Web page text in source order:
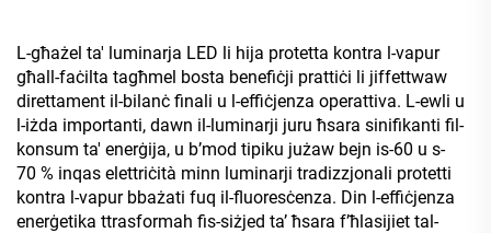
L-għażel ta' luminarja LED li hija protetta kontra l-vapur
għall-faċilta tagħmel bosta benefiċji prattiċi li jiffettwaw
direttament il-bilanċ finali u l-effiċjenza operattiva. L-ewli u
l-iżda importanti, dawn il-luminarji juru ħsara sinifikanti fil-
konsum ta' enerġija, u b’mod tipiku jużaw bejn is-60 u s-
70 % inqas elettriċità minn luminarji tradizzjonali protetti
kontra l-vapur bbażati fuq il-fluoresċenza. Din l-effiċjenza
enerġetika ttrasformah fis-siżjed ta’ ħsara f’ħlasijiet tal-